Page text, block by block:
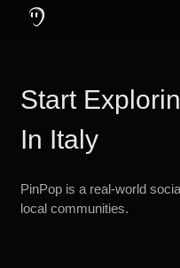
Idioma Alemán
Turco
¿Qué es PinPop?: Una
Características de PinPop:
Protege tu audición usando
Start
In Italy
PinPop is a real-world
local communities.